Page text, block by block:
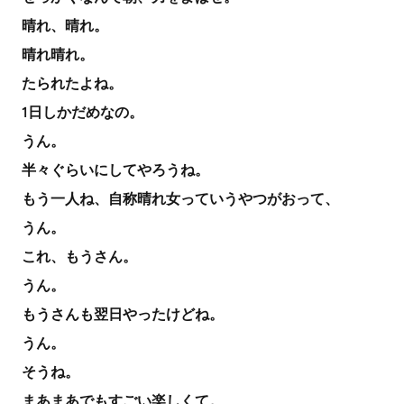
晴れ、晴れ。
晴れ晴れ。
たられたよね。
1日しかだめなの。
うん。
半々ぐらいにしてやろうね。
もう一人ね、自称晴れ女っていうやつがおって、
うん。
これ、もうさん。
うん。
もうさんも翌日やったけどね。
うん。
そうね。